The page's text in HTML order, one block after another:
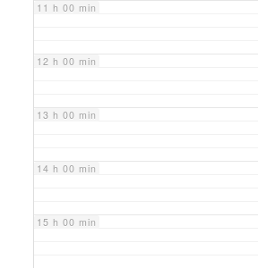
11 h 00 min
12 h 00 min
13 h 00 min
14 h 00 min
15 h 00 min